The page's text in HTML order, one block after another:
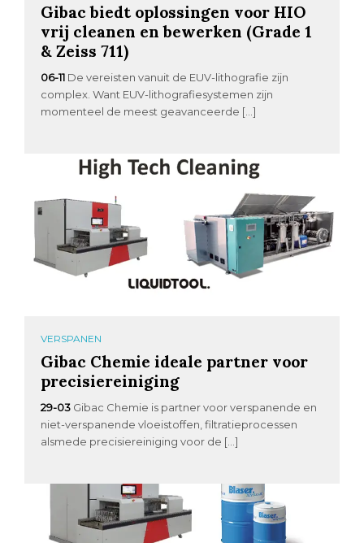
Gibac biedt oplossingen voor HIO
vrij cleanen en bewerken (Grade 1
& Zeiss 711)
06-11 De vereisten vanuit de EUV-lithografie zijn
complex. Want EUV-lithografiesystemen zijn
momenteel de meest geavanceerde […]
VERSPANEN
Gibac Chemie ideale partner voor
precisiereiniging
29-03 Gibac Chemie is partner voor verspanende en
niet-verspanende vloeistoffen, filtratieprocessen
alsmede precisiereiniging voor de […]